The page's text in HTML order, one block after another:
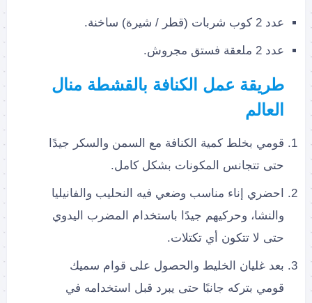
عدد 2 كوب شربات (قطر / شيرة) ساخنة.
عدد 2 ملعقة فستق مجروش.
طريقة عمل الكنافة بالقشطة منال
العالم
قومي بخلط كمية الكنافة مع السمن والسكر جيدًا
حتى تتجانس المكونات بشكل كامل.
احضري إناء مناسب وضعي فيه النحليب والفانيليا
والنشا، وحركيهم جيدًا باستخدام المضرب اليدوي
حتى لا تتكون أي تكتلات.
بعد غليان الخليط والحصول على قوام سميك
قومي بتركه جانبًا حتى يبرد قبل استخدامه في